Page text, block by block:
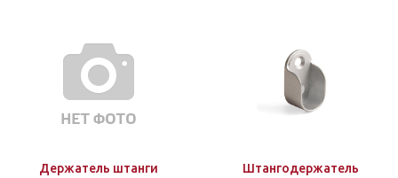
Держатель штанги
Штангодержатель